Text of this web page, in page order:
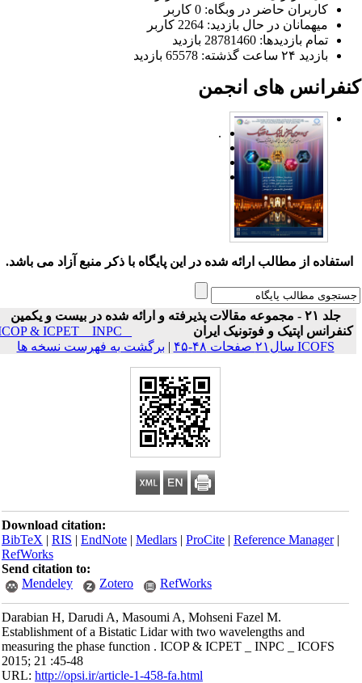
کاربران حاضر در وبگاه: 0 کاربر
میهمانان در حال بازدید: 2264 کاربر
تمام بازدید‌ها: 28781460 بازدید
بازدید ۲۴ ساعت گذشته: 65578 بازدید
های انجمن
.
استفاده از مطالب ارائه شده در این پایگاه با ذکر منبع آزاد می باشد.
جلد ۲۱ - مجموعه مقالات پذیرفته و ارائه شده در بیست و یکمین
کنفرانس اپتیک و فوتونیک ایران
ICOP & ICPET _ INPC _
ICOFS سال۲۱ صفحات ۴۸-۴۵
|برگشت به فهرست نسخه ها
Download citation:
BibTeX|RIS|EndNote|Medlars|ProCite|Reference Manager
RefWorks
Send citation to:
Mendeley
Zotero RefWorks
Darabian H, Darudi A, Masoumi A, Mohseni Fazel M.
Establishment of a Bistatic Lidar with two wavelengths and
measuring the phase function . ICOP & ICPET _ INPC _ ICOFS
2015; 21 :45-48
URL:http://opsi.ir/article-1-458-fa.html